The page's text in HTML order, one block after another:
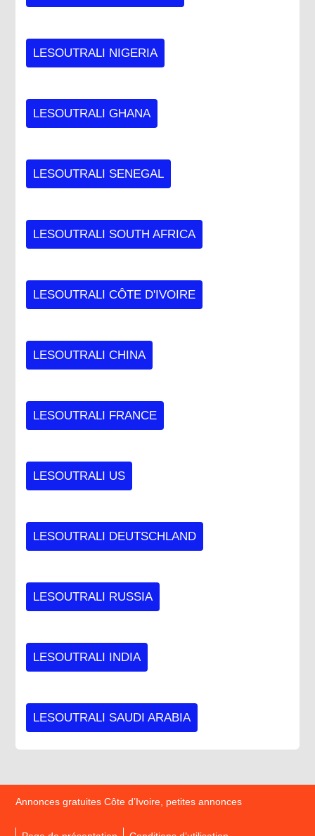
LESOUTRALI NIGERIA
LESOUTRALI GHANA
LESOUTRALI SENEGAL
LESOUTRALI SOUTH AFRICA
LESOUTRALI CÔTE D'IVOIRE
LESOUTRALI CHINA
LESOUTRALI FRANCE
LESOUTRALI US
LESOUTRALI DEUTSCHLAND
LESOUTRALI RUSSIA
LESOUTRALI INDIA
LESOUTRALI SAUDI ARABIA
Annonces gratuites Côte d’Ivoire, petites annonces